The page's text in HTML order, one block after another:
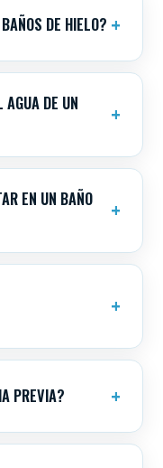
DE HIELO?
DE UN
EN UN BAÑO
PREVIA?